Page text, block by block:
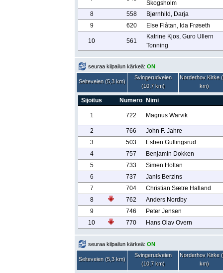
Skogsholm
8
558
Bjørnhild, Darja
9
620 Else Flåtan, Ida Frøseth
10 561
Katrine Kjos, Guro Ullern
Tonning
seuraa kilpailun kärkeä: ON
Selteveien (5,3 km)
Svingerudveien
(10,7 km)
Norderhov Kirke
km)
Sijoitus Numero Nimi
1 722 Magnus Warvik
2 766
John F. Jahre
3
503
Esben Gullingsrud
4
757
Benjamin Dokken
5
733
Simen Holtan
6
737
Janis Berzins
7
704
Christian Sætre Halland
8
762
Anders Nordby
9
746
Peter Jensen
10
770 Hans Olav Overn
seuraa kilpailun kärkeä: ON
Selteveien (5,3 km)
Svingerudveien
(10,7 km)
Norderhov Kirke
km)